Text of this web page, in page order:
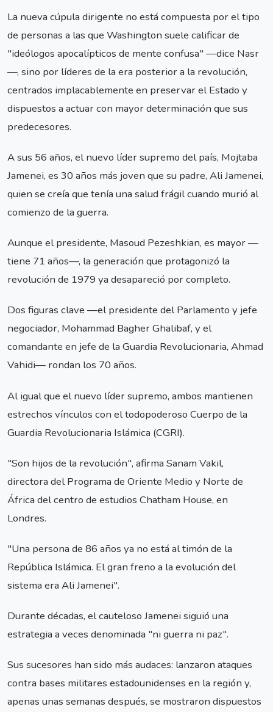
La nueva cúpula dirigente no está compuesta por el tipo
de personas a las que Washington suele calificar de
"ideólogos apocalípticos de mente confusa" —dice Nasr
—, sino por líderes de la era posterior a la revolución,
centrados implacablemente en preservar el Estado y
dispuestos a actuar con mayor determinación que sus
predecesores.
A sus 56 años, el nuevo líder supremo del país, Mojtaba
Jamenei, es 30 años más joven que su padre, Ali Jamenei,
quien se creía que tenía una salud frágil cuando murió al
comienzo de la guerra.
Aunque el presidente, Masoud Pezeshkian, es mayor —
tiene 71 años—, la generación que protagonizó la
revolución de 1979 ya desapareció por completo.
Dos figuras clave —el presidente del Parlamento y jefe
negociador, Mohammad Bagher Ghalibaf, y el
comandante en jefe de la Guardia Revolucionaria, Ahmad
Vahidi— rondan los 70 años.
Al igual que el nuevo líder supremo, ambos mantienen
estrechos vínculos con el todopoderoso Cuerpo de la
Guardia Revolucionaria Islámica (CGRI).
"Son hijos de la revolución", afirma Sanam Vakil,
directora del Programa de Oriente Medio y Norte de
África del centro de estudios Chatham House, en
Londres.
"Una persona de 86 años ya no está al timón de la
República Islámica. El gran freno a la evolución del
sistema era Ali Jamenei".
Durante décadas, el cauteloso Jamenei siguió una
estrategia a veces denominada "ni guerra ni paz".
Sus sucesores han sido más audaces: lanzaron ataques
contra bases militares estadounidenses en la región y,
apenas unas semanas después, se mostraron dispuestos